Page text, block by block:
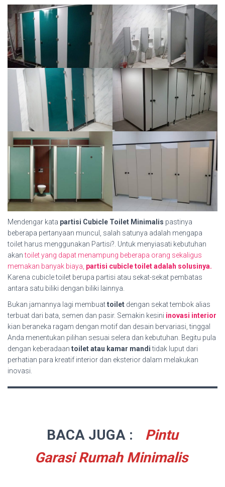
Mendengar kata partisi Cubicle Toilet Minimalis pastinya
beberapa pertanyaan muncul, salah satunya adalah mengapa
toilet harus menggunakan Partisi?. Untuk menyiasati kebutuhan
akantoilet yang dapat menampung beberapa orang sekaligus
memakan banyak biaya, partisi cubicle toilet adalah solusinya.
Karena cubicle toilet berupa partisi atau sekat-sekat pembatas
antara satu biliki dengan biliki lainnya.
Bukan jamannya lagi membuattoilet dengan sekat tembok alias
terbuat dari bata, semen dan pasir. Semakin kesini inovasi interior
kian beraneka ragam dengan motif dan desain bervariasi, tinggal
Anda menentukan pilihan sesuai selera dan kebutuhan. Begitu pula
dengan keberadaan toilet atau kamar manditidak luput dari
perhatian para kreatif interior dan eksterior dalam melakukan
inovasi.
BACA JUGA :
Pintu
Garasi Rumah Minimalis